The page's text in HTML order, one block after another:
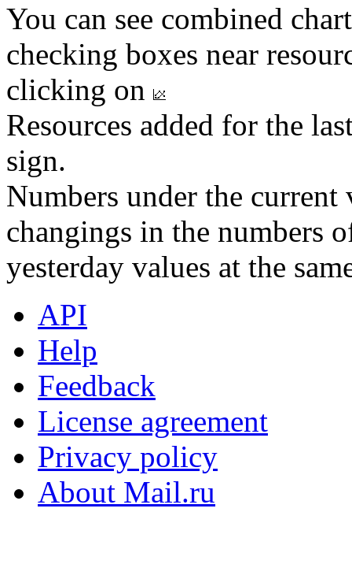
You can see combined
checking boxes near
clicking on
Resources added for the
sign.
Numbers under the
changings in the numbers
yesterday values at the
API
Help
Feedback
License agreement
Privacy policy
About Mail.ru